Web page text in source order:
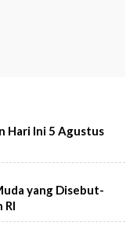
Hari Ini 5 Agustus
yang Disebut-
RI